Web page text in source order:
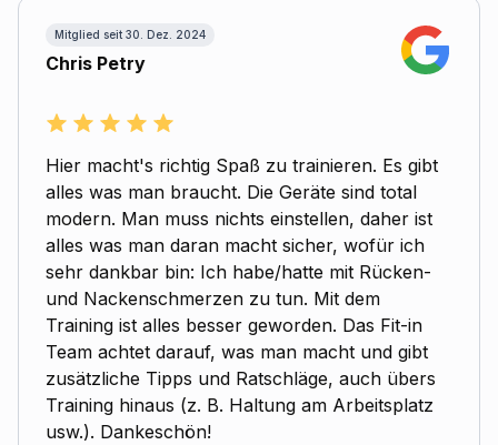
Mitglied seit 30. Dez. 2024
Chris Petry
Hier macht's richtig Spaß zu trainieren. Es gibt
alles was man braucht. Die Geräte sind total
modern. Man muss nichts einstellen, daher ist
alles was man daran macht sicher, wofür ich
sehr dankbar bin: Ich habe/hatte mit Rücken-
und Nackenschmerzen zu tun. Mit dem
Training ist alles besser geworden. Das Fit-in
Team achtet darauf, was man macht und gibt
zusätzliche Tipps und Ratschläge, auch übers
Training hinaus (z. B. Haltung am Arbeitsplatz
usw.). Dankeschön!